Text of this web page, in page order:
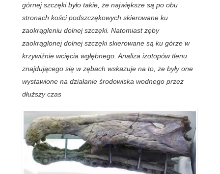
górnej szczęki było takie, że największe są po obu
stronach kości podszczękowych skierowane ku
zaokrągleniu dolnej szczęki. Natomiast zęby
zaokrąglonej dolnej szczęki skierowane są ku górze w
krzywiźnie wcięcia wgłębnego. Analiza izotopów tlenu
znajdującego się w zębach wskazuje na to, że były one
wystawione na działanie środowiska wodnego przez
dłuższy czas